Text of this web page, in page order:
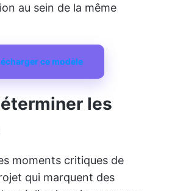
au sein de la même
ce modèle
les
moments critiques de
qui marquent des